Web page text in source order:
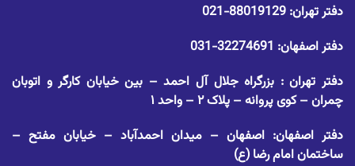
دفتر تهران: 88019129-021
دفتر اصفهان: 32274691-031
دفتر تهران : بزرگراه جلال آل احمد – بین خیابان کارگر و اتوبان
چمران – کوی پروانه – پلاک ۲ – واحد ۱
دفتر اصفهان: اصفهان – میدان احمدآباد – خیابان مفتح –
ساختمان امام رضا (ع)